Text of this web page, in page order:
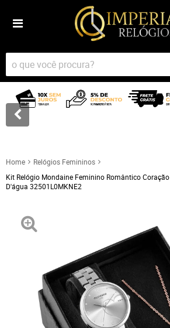
Home
Relógios Femininos
Kit Relógio Mondaine Feminino Romântico
D'água 32501L0MKNE2